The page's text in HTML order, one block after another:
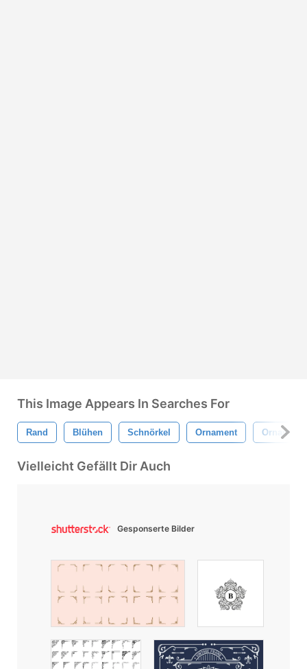
This Image Appears In Searches For
Rand Blühen Schnörkel Ornament
Vielleicht Gefällt Dir Auch
Gesponserte Bilder